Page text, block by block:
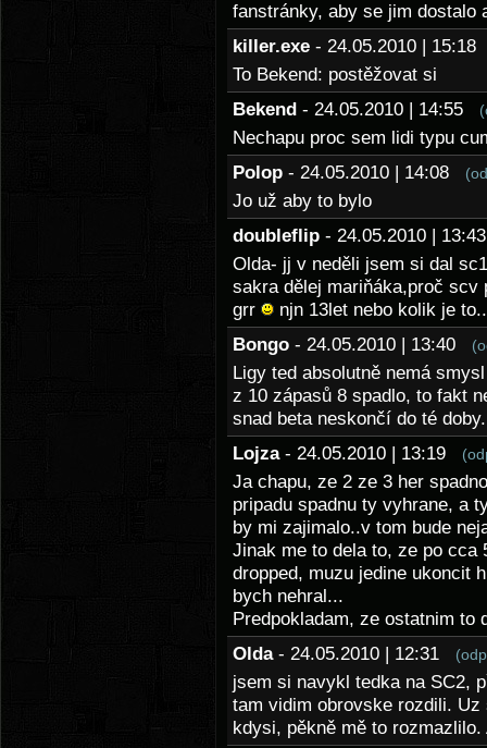
fanstránky, aby se jim dostalo
killer.exe - 24.05.2010 |
To Bekend: postěžovat si
Bekend - 24.05.2010 | 14:55
Nechapu proc sem lidi typu
Polop - 24.05.2010 | 14:08
Jo už aby to bylo
doubleflip - 24.05.2010 |
Olda- jj v neděli jsem si dal
sakra dělej mariňáka,proč scv
grr
njn 13let nebo kolik je to..
Bongo - 24.05.2010 | 13:40
Ligy ted absolutně nemá
z 10 zápasů 8 spadlo, to fakt
snad beta neskončí do té doby.
Lojza - 24.05.2010 | 13:19
Ja chapu, ze 2 ze 3 her
pripadu spadnu ty vyhrane, a
by mi zajimalo..v tom bude
Jinak me to dela to, ze po cca
dropped, muzu jedine ukoncit
bych nehral...
Predpokladam, ze ostatnim to
Olda - 24.05.2010 | 12:31
jsem si navykl tedka na SC2,
tam vidim obrovske rozdili.
kdysi, pěkně mě to